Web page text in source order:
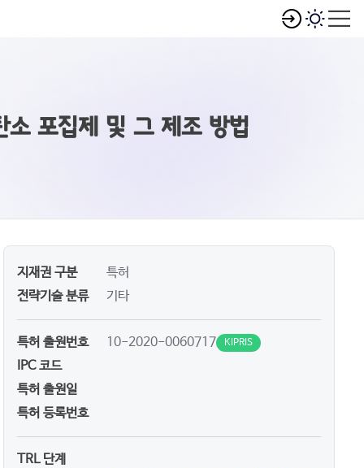
소 포집제 및 그 제조 방법
지재권 구분
특허
전략기술 분류
기타
특허 출원번호 10-2020-0060717 KIPRIS
IPC 코드
특허 출원일
특허 등록번호
TRL 단계